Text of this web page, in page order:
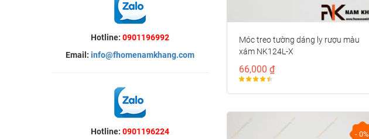
Hotline: 0901196992
Email: info@fhomenamkhang.com
Hotline: 0901196224
Móc treo tường dáng ly rượu màu
xám NK124L-X
66,000 ₫
- 0%